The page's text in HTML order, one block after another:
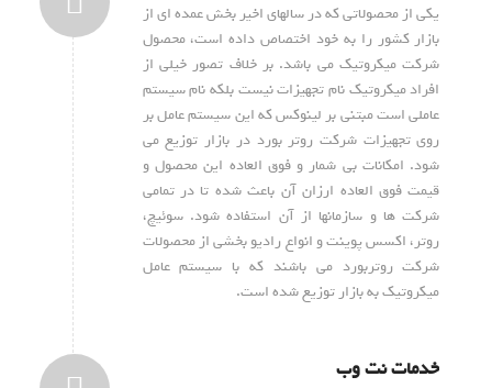
یکی از محصولاتی که در سالهای اخیر بخش عمده ای از
بازار کشور را به خود اختصاص داده است، محصول
شرکت میکروتیک می باشد. بر خلاف تصور خیلی از
افراد میکروتیک نام تجهیزات نیست بلکه نام سیستم
عاملی است مبتنی بر لینوکس که این سیستم عامل بر
روی تجهیزات شرکت روتر بورد در بازار توزیع می
شود. امکانات بی شمار و فوق العاده این محصول و
قیمت فوق العاده ارزان آن باعث شده تا در تمامی
شرکت ها و سازمانها از آن استفاده شود. سوئیچ،
روتر، اکسس پوینت و انواع رادیو بخشی از محصولات
شرکت روتربورد می باشند که با سیستم عامل
میکروتیک به بازار توزیع شده است.
خدمات نت وب